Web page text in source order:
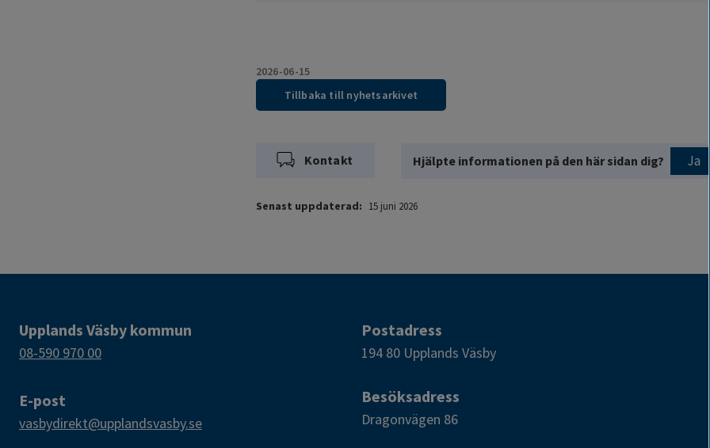
2026-06-15
Tillbaka till nyhetsarkivet
Kontakt Hjälpte informationen på den här sidan dig? Ja
Senast uppdaterad: 15 juni 2026
Upplands Väsby kommun
08-590 970 00
E-post
vasbydirekt@upplandsvasby.se
Postadress
194 80 Upplands Väsby
Besöksadress
Dragonvägen 86